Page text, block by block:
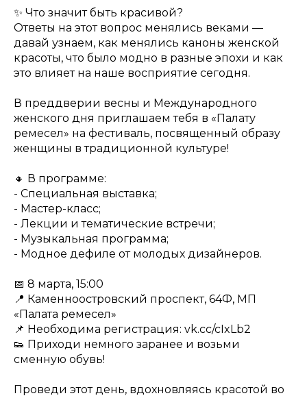
✨ Что значит быть красивой?
Ответы на этот вопрос менялись веками —
давай узнаем, как менялись каноны женской
красоты, что было модно в разные эпохи и как
это влияет на наше восприятие сегодня.
В преддверии весны и Международного
женского дня приглашаем тебя в «Палату
ремесел» на фестиваль, посвященный образу
женщины в традиционной культуре!
🔸 В программе:
- Специальная выставка;
- Мастер-класс;
- Лекции и тематические встречи;
- Музыкальная программа;
- Модное дефиле от молодых дизайнеров.
📅 8 марта, 15:00
📍 Каменноостровский проспект, 64Ф, МП
«Палата ремесел»
📌 Необходима регистрация: vk.cc/cIxLb2
👟 Приходи немного заранее и возьми
сменную обувь!
Проведи этот день, вдохновляясь красотой во